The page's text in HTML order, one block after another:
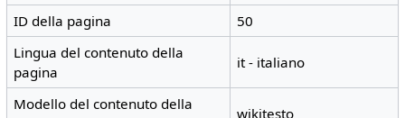
ID della pagina
50
Lingua del contenuto della
pagina
it - italiano
Modello del contenuto della
wikitesto